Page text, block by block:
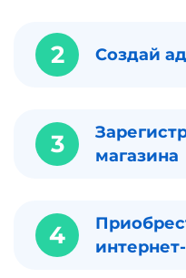
2 Создай
3
магазина
4